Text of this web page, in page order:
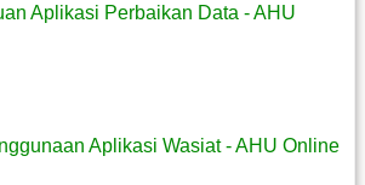
Aplikasi Perbaikan Data - AHU
Aplikasi Wasiat - AHU Online